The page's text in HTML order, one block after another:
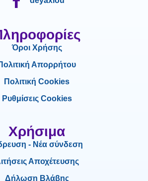
Όροι Χρήσης
Απορρήτου
Πολιτική Cookies
Ρυθμίσεις Cookies
Χρήσιμα
- Νέα σύνδεση
Αποχέτευσης
Δήλωση Βλάβης